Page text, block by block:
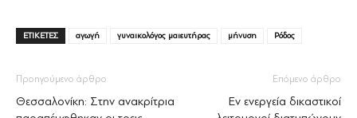
ΕΤΙΚΕΤΕΣ αγωγή γυναικολόγος μαιευτήρας μήνυση Ρόδος
Προηγούμενο άρθρο
Θεσσαλονίκη: Στην ανακρίτρια
Επόμενο άρθρο
Εν ενεργεία δικαστικοί